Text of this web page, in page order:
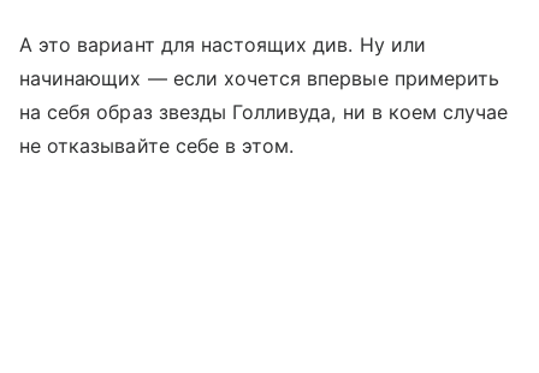
А это вариант для настоящих див. Ну или
начинающих — если хочется впервые примерить
на себя образ звезды Голливуда, ни в коем случае
не отказывайте себе в этом.